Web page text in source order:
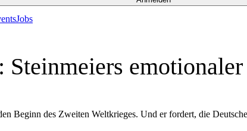
Jobs
Steinmeiers
Beginn des Zweiten Weltkrieges. Und er fordert, die